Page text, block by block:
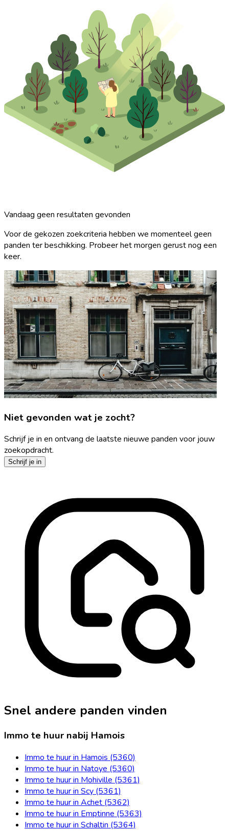
Vandaag geen resultaten gevonden
Voor de gekozen zoekcriteria hebben we momenteel geen
panden ter beschikking. Probeer het morgen gerust nog een
keer.
Niet gevonden wat je zocht?
Schrijf je in en ontvang de laatste nieuwe panden voor jouw
zoekopdracht.
Schrijf je in
Snel andere panden vinden
Immo te huur nabij Hamois
Immo te huur in Hamois (5360)
Immo te huur in Natoye (5360)
Immo te huur in Mohiville (5361)
Immo te huur in Scy (5361)
Immo te huur in Achet (5362)
Immo te huur in Emptinne (5363)
Immo te huur in Schaltin (5364)